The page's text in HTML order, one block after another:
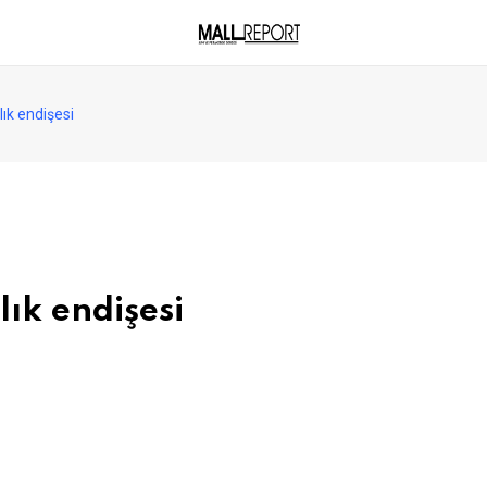
endişesi
endişesi